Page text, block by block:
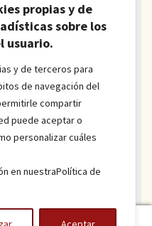
propias y de
sobre los
usuario.
y de terceros para
de navegación del
compartir
puede aceptar o
personalizar cuáles
en nuestraPolítica de